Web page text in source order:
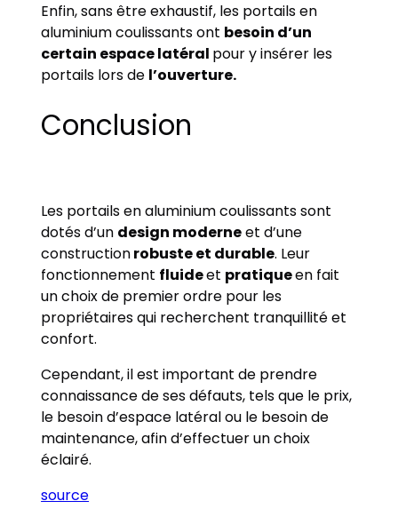
Enfin, sans être exhaustif, les portails en
aluminium coulissants ont besoin d’un
certain espace latéral pour y insérer les
portails lors de l’ouverture.
Conclusion
Les portails en aluminium coulissants sont
dotés d’un design moderneet d’une
constructionrobuste et durable. Leur
fonctionnement fluideet pratiqueen fait
un choix de premier ordre pour les
propriétaires qui recherchent tranquillité et
confort.
Cependant, il est important de prendre
connaissance de ses défauts, tels que le prix,
le besoin d’espace latéral ou le besoin de
maintenance, afin d’effectuer un choix
éclairé.
source